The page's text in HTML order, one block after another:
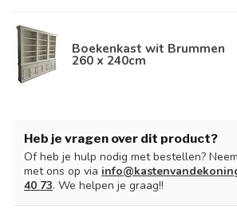
Boekenkast wit Brummen
260 x 240cm
Heb je vragen over dit product?
Of heb je hulp nodig met bestellen?
met ons op via
40 73. We helpen je graag!!